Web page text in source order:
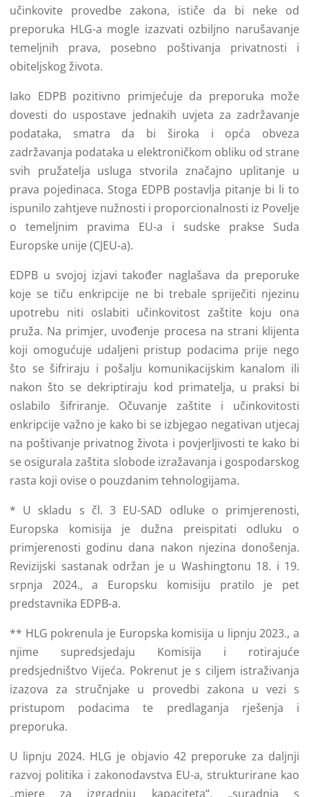
učinkovite provedbe zakona, ističe da bi neke od
preporuka HLG-a mogle izazvati ozbiljno narušavanje
temeljnih prava, posebno poštivanja privatnosti i
obiteljskog života.
Iako EDPB pozitivno primjećuje da preporuka može
dovesti do uspostave jednakih uvjeta za zadržavanje
podataka, smatra da bi široka i opća obveza
zadržavanja podataka u elektroničkom obliku od strane
svih pružatelja usluga stvorila značajno uplitanje u
prava pojedinaca. Stoga EDPB postavlja pitanje bi li to
ispunilo zahtjeve nužnosti i proporcionalnosti iz Povelje
o temeljnim pravima EU-a i sudske prakse Suda
Europske unije (CJEU-a).
EDPB u svojoj izjavi također naglašava da preporuke
koje se tiču ​​enkripcije ne bi trebale spriječiti njezinu
upotrebu niti oslabiti učinkovitost zaštite koju ona
pruža. Na primjer, uvođenje procesa na strani klijenta
koji omogućuje udaljeni pristup podacima prije nego
što se šifriraju i pošalju komunikacijskim kanalom ili
nakon što se dekriptiraju kod primatelja, u praksi bi
oslabilo šifriranje. Očuvanje zaštite i učinkovitosti
enkripcije važno je kako bi se izbjegao negativan utjecaj
na poštivanje privatnog života i povjerljivosti te kako bi
se osigurala zaštita slobode izražavanja i gospodarskog
rasta koji ovise o pouzdanim tehnologijama.
* U skladu s čl. 3 EU-SAD odluke o primjerenosti,
Europska komisija je dužna preispitati odluku o
primjerenosti godinu dana nakon njezina donošenja.
Revizijski sastanak održan je u Washingtonu 18. i 19.
srpnja 2024., a Europsku komisiju pratilo je pet
predstavnika EDPB-a.
** HLG pokrenula je Europska komisija u lipnju 2023., a
njime supredsjedaju Komisija i rotirajuće
predsjedništvo Vijeća. Pokrenut je s ciljem istraživanja
izazova za stručnjake u provedbi zakona u vezi s
pristupom podacima te predlaganja rješenja i
preporuka.
U lipnju 2024. HLG je objavio 42 preporuke za daljnji
razvoj politika i zakonodavstva EU-a, strukturirane kao
„mjere za izgradnju kapaciteta“, „suradnja s